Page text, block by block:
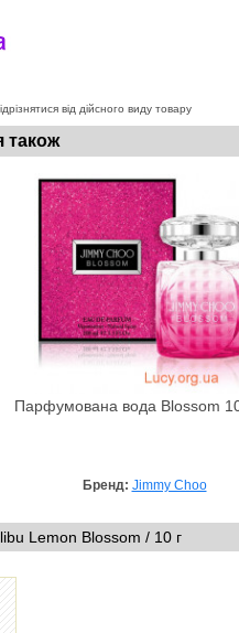
від дійсного виду товару
також
Парфумована вода Blossom
Бренд: Jimmy Choo
Lemon Blossom / 10 г